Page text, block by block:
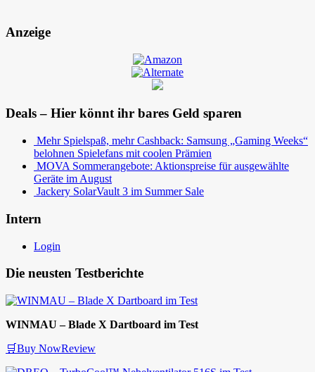
Anzeige
Deals – Hier könnt ihr bares Geld sparen
Mehr Spielspaß, mehr Cashback: Samsung „Gaming Weeks“
belohnen Spielefans mit coolen Prämien
MOVA Sommerangebote: Aktionspreise für ausgewählte
Geräte im August
Jackery SolarVault 3 im Summer Sale
Intern
Login
Die neusten Testberichte
WINMAU – Blade X Dartboard im Test
🛒Buy NowReview